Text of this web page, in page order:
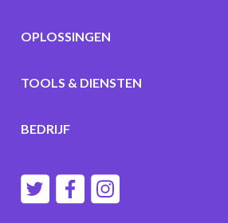
OPLOSSINGEN
TOOLS & DIENSTEN
BEDRIJF